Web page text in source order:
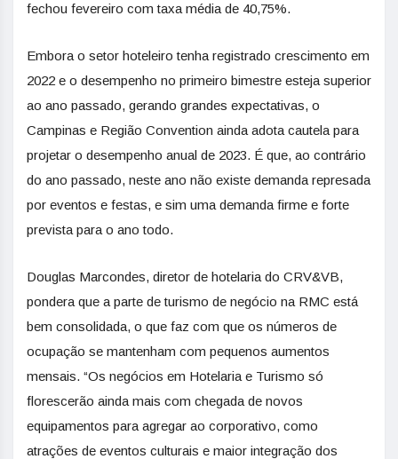
fechou fevereiro com taxa média de 40,75%.
Embora o setor hoteleiro tenha registrado crescimento em
2022 e o desempenho no primeiro bimestre esteja superior
ao ano passado, gerando grandes expectativas, o
Campinas e Região Convention ainda adota cautela para
projetar o desempenho anual de 2023. É que, ao contrário
do ano passado, neste ano não existe demanda represada
por eventos e festas, e sim uma demanda firme e forte
prevista para o ano todo.
Douglas Marcondes, diretor de hotelaria do CRV&VB,
pondera que a parte de turismo de negócio na RMC está
bem consolidada, o que faz com que os números de
ocupação se mantenham com pequenos aumentos
mensais. “Os negócios em Hotelaria e Turismo só
florescerão ainda mais com chegada de novos
equipamentos para agregar ao corporativo, como
atrações de eventos culturais e maior integração dos